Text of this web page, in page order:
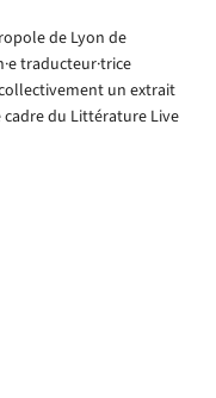
de Lyon de
traducteur·trice
un extrait
cadre du Littérature Live